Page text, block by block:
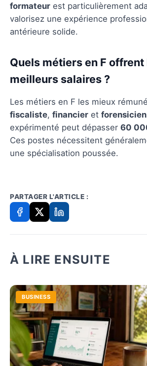
formateur est particulièrement
valorisez une expérience
antérieure solide.
Quels métiers en F offrent
meilleurs salaires ?
Les métiers en F les mieux
fiscaliste, financier et forensicien
expérimenté peut dépasser 60
Ces postes nécessitent
une spécialisation poussée.
PARTAGER L'ARTICLE :
À LIRE ENSUITE
BUSINESS